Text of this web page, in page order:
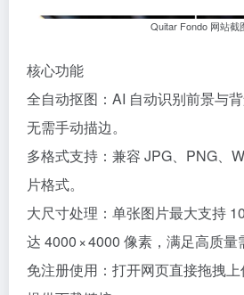
Quitar Fondo 网站截
核心功能
全自动抠图：AI 自动识别前景与
无需手动描边。
多格式支持：兼容 JPG、PNG、
片格式。
大尺寸处理：单张图片最大支持
达 4000 × 4000 像素，满足高质量
免注册使用：打开网页直接拖拽